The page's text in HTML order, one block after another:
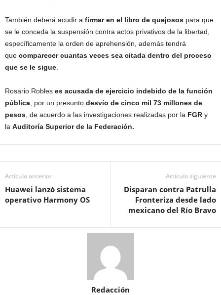
También deberá acudir a firmar en el libro de quejosos para que
se le conceda la suspensión contra actos privativos de la libertad,
específicamente la orden de aprehensión, además tendrá
que comparecer cuantas veces sea citada dentro del proceso
que se le sigue
Rosario Robles es acusada de ejercicio indebido de la función
pública , por un presunto desvío de cinco mil 73 millones de
pesos , de acuerdo a las investigaciones realizadas por la FGR y
la Auditoría Superior de la Federación.
Artículo anterior
Huawei lanzó sistema
operativo Harmony OS
Artículo siguiente
Disparan contra Patrulla
Fronteriza desde lado
mexicano del Río Bravo
Redacción